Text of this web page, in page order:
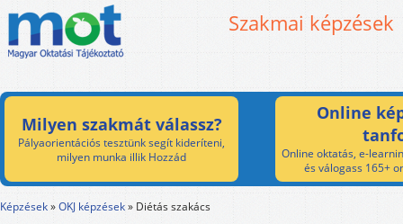
Szakmai képzések
Milyen szakmát válassz?
Pályaorientációs tesztünk segít kideríteni,
milyen munka illik Hozzád
Online
Online oktatás, e-
és válogass 165+
Képzések»OKJ képzések» Diétás szakács